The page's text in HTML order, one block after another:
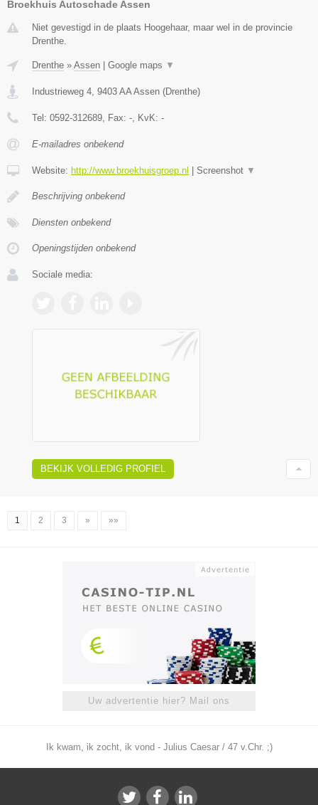
Broekhuis Autoschade Assen
Niet gevestigd in de plaats Hoogehaar, maar wel in de provincie
Drenthe.
Drenthe » Assen Google maps ▼
Industrieweg 4 9403 AA Assen (Drenthe)
Tel: 0592-312689 , Fax: - , KvK: -
E-mailadres onbekend
Website: http://www.broekhuisgroep.nl Screenshot ▼
Beschrijving onbekend
Diensten onbekend
Openingstijden onbekend
Sociale media:
BEKIJK VOLLEDIG PROFIEL
1 2 3 » »»
Uw advertentie hier? Mail ons
Ik kwam, ik zocht, ik vond - Julius Caesar / 47 v.Chr. ;)